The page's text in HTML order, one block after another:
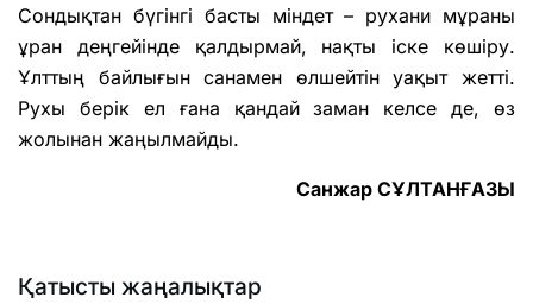
Сондықтан бүгінгі басты міндет – рухани мұраны
ұран деңгейінде қалдырмай, нақты іске көшіру.
Ұлттың байлығын санамен өлшейтін уақыт жетті.
Рухы берік ел ғана қандай заман келсе де, өз
жолынан жаңылмайды.
Санжар СҰЛТАНҒАЗЫ
Қатысты жаңалықтар